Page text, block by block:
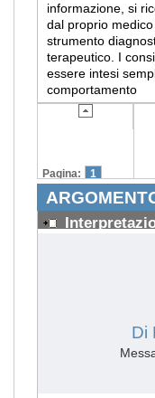
informazione, si
dal proprio
strumento
terapeutico. I
essere intesi
comportamento
Pagina: 1
Di